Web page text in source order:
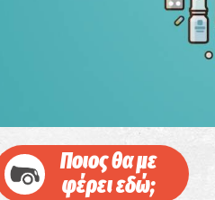
Ποιος θα με
φέρει εδώ;